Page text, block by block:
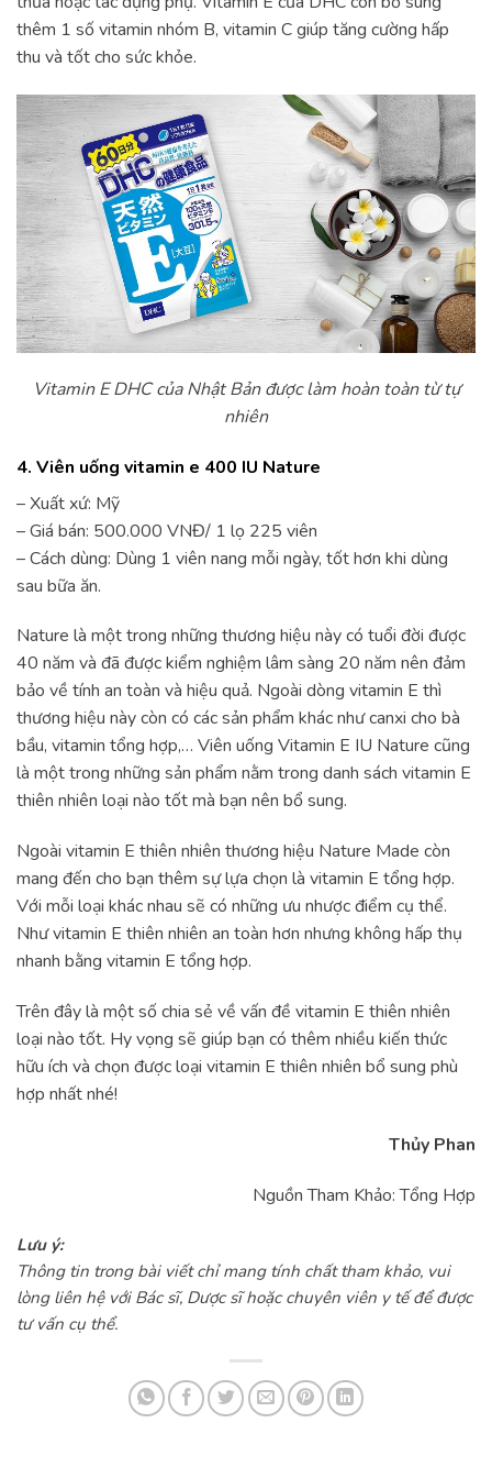
thêm 1 số vitamin nhóm B, vitamin C giúp tăng cường hấp
thu và tốt cho sức khỏe.
Vitamin E DHC của Nhật Bản được làm hoàn toàn từ tự
nhiên
4. Viên uống vitamin e 400 IU Nature
– Xuất xứ: Mỹ
– Giá bán: 500.000 VNĐ/ 1 lọ 225 viên
– Cách dùng: Dùng 1 viên nang mỗi ngày, tốt hơn khi dùng
sau bữa ăn.
Nature là một trong những thương hiệu này có tuổi đời được
40 năm và đã được kiểm nghiệm lâm sàng 20 năm nên đảm
bảo về tính an toàn và hiệu quả. Ngoài dòng vitamin E thì
thương hiệu này còn có các sản phẩm khác như canxi cho bà
bầu, vitamin tổng hợp,… Viên uống Vitamin E IU Nature cũng
là một trong những sản phẩm nằm trong danh sách vitamin E
thiên nhiên loại nào tốt mà bạn nên bổ sung.
Ngoài vitamin E thiên nhiên thương hiệu Nature Made còn
mang đến cho bạn thêm sự lựa chọn là vitamin E tổng hợp.
Với mỗi loại khác nhau sẽ có những ưu nhược điểm cụ thể.
Như vitamin E thiên nhiên an toàn hơn nhưng không hấp thụ
nhanh bằng vitamin E tổng hợp.
Trên đây là một số chia sẻ về vấn đề vitamin E thiên nhiên
loại nào tốt. Hy vọng sẽ giúp bạn có thêm nhiều kiến thức
hữu ích và chọn được loại vitamin E thiên nhiên bổ sung phù
hợp nhất nhé!
Thủy Phan
Nguồn Tham Khảo: Tổng Hợp
Lưu ý:
Thông tin trong bài viết chỉ mang tính chất tham khảo, vui
lòng liên hệ với Bác sĩ, Dược sĩ hoặc chuyên viên y tế để được
tư vấn cụ thể.